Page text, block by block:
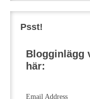
Psst!
Blogginlägg
här:
Email Address